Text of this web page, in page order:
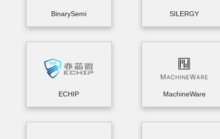
BinarySemi SILERGY
ECHIP MachineWare